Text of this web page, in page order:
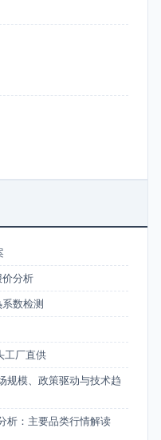
分析
数检测
工厂直供
规模、政策驱动与技术趋
析：主要品类行情解读